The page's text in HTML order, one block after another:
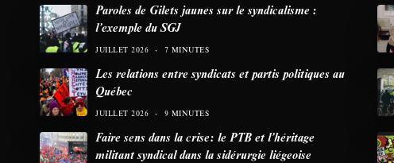
Paroles de Gilets jaunes sur le syndicalisme :
l’exemple du SGJ
JUILLET 2026 7 MINUTES
Les relations entre syndicats et partis politiques au
Québec
JUILLET 2026 9 MINUTES
Faire sens dans la crise: le PTB et l’héritage
militant syndical dans la sidérurgie liégeoise